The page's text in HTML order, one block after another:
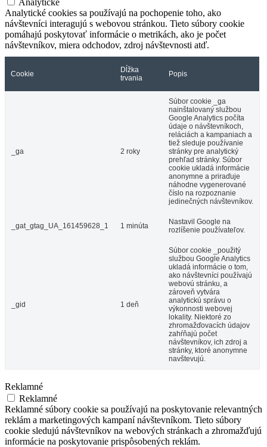
Analytické cookies sa používajú na pochopenie toho, ako
návštevníci interagujú s webovou stránkou. Tieto súbory cookie
pomáhajú poskytovať informácie o metrikách, ako je počet
návštevníkov, miera odchodov, zdroj návštevnosti atď.
Cookie
Dĺžka
trvania
Popis
_ga 2 roky
Súbor cookie _ga
nainštalovaný službou
Google Analytics počíta
údaje o návštevníkoch,
reláciách a kampaniach a
tiež sleduje používanie
stránky pre analytický
prehľad stránky. Súbor
cookie ukladá informácie
anonymne a priraďuje
náhodne vygenerované
číslo na rozpoznanie
jedinečných návštevníkov.
_gat_gtag_UA_161459628_1 1 minúta
Nastavil Google na
rozlíšenie používateľov.
_gid 1 deň
Súbor cookie _použitý
službou Google Analytics
ukladá informácie o tom,
ako návštevníci používajú
webovú stránku, a
zároveň vytvára
analytickú správu o
výkonnosti webovej
lokality. Niektoré zo
zhromažďovacích údajov
zahŕňajú počet
návštevníkov, ich zdroj a
stránky, ktoré anonymne
navštevujú.
Reklamné
Reklamné
Reklamné súbory cookie sa používajú na poskytovanie relevantných
reklám a marketingových kampaní návštevníkom. Tieto súbory
cookie sledujú návštevníkov na webových stránkach a zhromažďujú
informácie na poskytovanie prispôsobených reklám.